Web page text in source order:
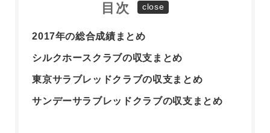
目次
2017年の総合成績まとめ
シルクホースクラブの収支まとめ
東京サラブレッドクラブの収支まとめ
サンデーサラブレッドクラブの収支まとめ